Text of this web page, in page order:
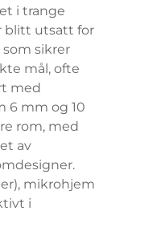
i trange
blitt utsatt for
sikrer
mål, ofte
med
6 mm og 10
rom, med
av
mikrohjem
i